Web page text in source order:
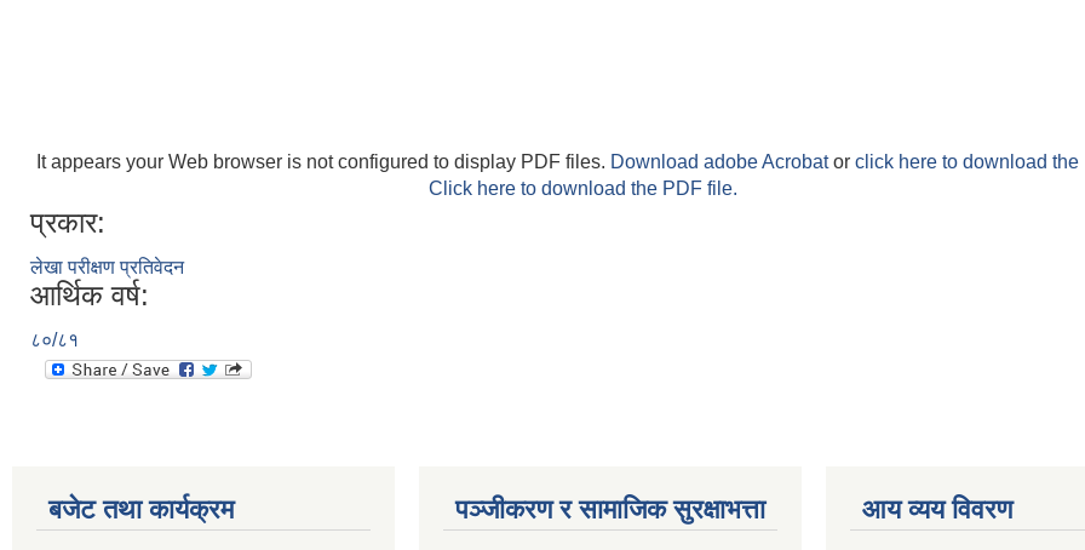
It appears your Web browser is not configured to display PDF files. Download adobe Acrobator click here to download the
Click here to download the PDF file.
प्रकार:
लेखा परीक्षण प्रतिवेदन
आर्थिक वर्ष:
८०/८१
बजेट तथा कार्यक्रम पञ्जीकरण र सामाजिक सुरक्षाभत्ता आय व्यय विवरण